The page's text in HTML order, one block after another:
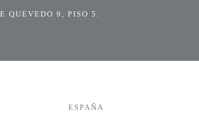
QUEVEDO 9, PISO 5.
ESPAÑA